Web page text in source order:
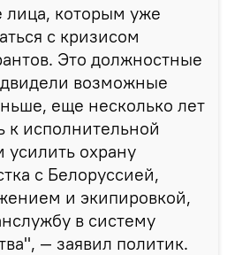
которым уже
с кризисом
Это должностные
возможные
еще несколько лет
к исполнительной
усилить охрану
с Белоруссией,
и экипировкой,
в систему
— заявил политик.